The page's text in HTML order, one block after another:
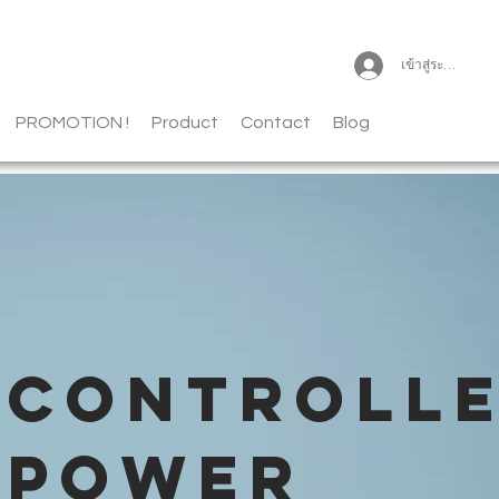
เข้าสู่ระบบ
PROMOTION ! Product Contact Blog
POWER